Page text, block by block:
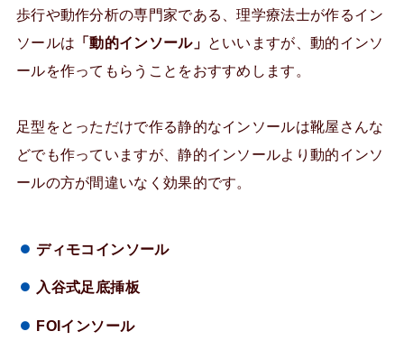
歩行や動作分析の専門家である、理学療法士が作るイン
ソールは 「動的インソール」 といいますが、動的インソ
ールを作ってもらうことをおすすめします。
足型をとっただけで作る静的なインソールは靴屋さんな
どでも作っていますが、静的インソールより動的インソ
ールの方が間違いなく効果的です。
ディモコインソール
入谷式足底挿板
FOIインソール